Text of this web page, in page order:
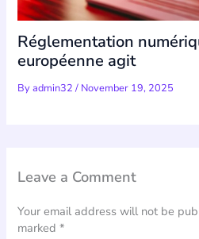
Réglementation
européenne agit
Byadmin32/ November 19, 2025
Leave a Comment
Your email address will not be
marked*